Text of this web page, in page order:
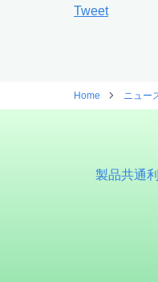
Tweet
Home ニュー
製品共通